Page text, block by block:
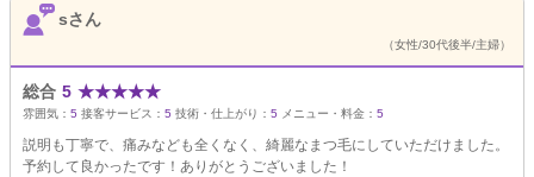
sさん
（女性/30代後半/主婦）
総合 5 ★★★★★
雰囲気： 5 接客サービス： 5 技術・仕上がり： 5 メニュー・料金： 5
説明も丁寧で、痛みなども全くなく、綺麗なまつ毛にしていただけました。
予約して良かったです！ありがとうございました！